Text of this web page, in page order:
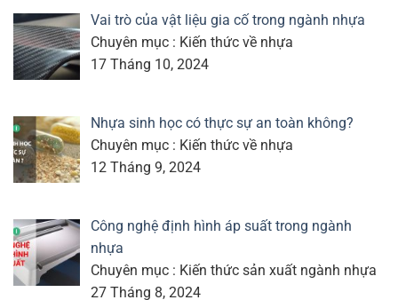
Vai trò của vật liệu gia cố trong ngành nhựa
Chuyên mục : Kiến thức về nhựa
17 Tháng 10, 2024
Nhựa sinh học có thực sự an toàn không?
Chuyên mục : Kiến thức về nhựa
12 Tháng 9, 2024
Công nghệ định hình áp suất trong ngành
nhựa
Chuyên mục : Kiến thức sản xuất ngành nhựa
27 Tháng 8, 2024